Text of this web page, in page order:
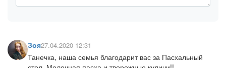
Зоя27.04.2020 12:31
Танечка, наша семья благодарит вас за Пасхальный